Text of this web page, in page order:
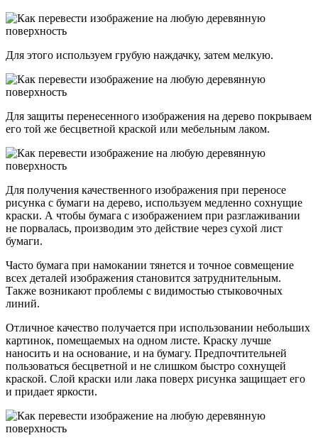
Для этого используем грубую наждачку, затем мелкую.
Для защиты перенесенного изображения на дерево покрываем
его той же бесцветной краской или мебельным лаком.
Для получения качественного изображения при переносе
рисунка с бумаги на дерево, используем медленно сохнущие
краски. А чтобы бумага с изображением при разглаживании
не порвалась, производим это действие через сухой лист
бумаги.
Часто бумага при намокании тянется и точное совмещение
всех деталей изображения становится затруднительным.
Также возникают проблемы с видимостью стыковочных
линий.
Отличное качество получается при использовании небольших
картинок, помещаемых на одном листе. Краску лучше
наносить и на основание, и на бумагу. Предпочтительней
пользоваться бесцветной и не слишком быстро сохнущей
краской. Слой краски или лака поверх рисунка защищает его
и придает яркости.